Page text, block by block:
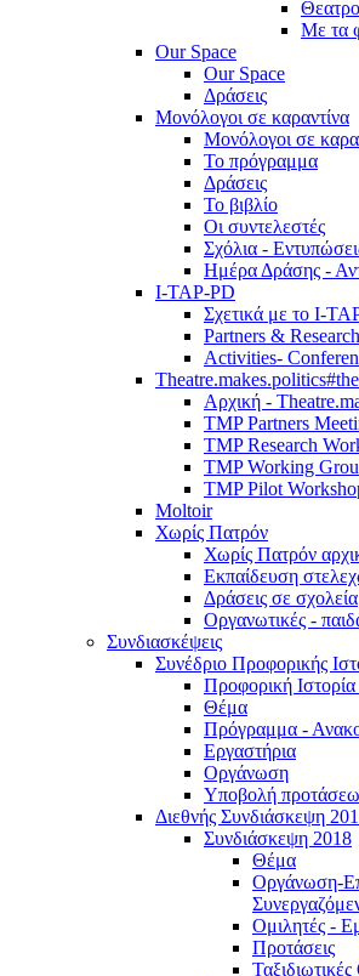
Με τα
Our Space
Our Space
Δράσεις
Μονόλογοι σε καραντίνα
Μονόλογοι σε
Το πρόγραμμα
Δράσεις
Το βιβλίο
Οι συντελεστές
Σχόλια -
Ημέρα Δράσης -
I-TAP-PD
Σχετικά με το I-
Partners & Research
Activities-
Αρχική -
TMP Partners
TMP Research
TMP Working
TMP Pilot
Moltoir
Χωρίς Πατρόν
Χωρίς Πατρόν
Εκπαίδευση
Δράσεις σε σχολεία
Οργανωτικές -
Συνδιασκέψεις
Συνέδριο Προφορικής
Προφορική
Θέμα
Πρόγραμμα -
Εργαστήρια
Οργάνωση
Υποβολή
Διεθνής Συνδιάσκεψη
Συνδιάσκεψη 2018
Θέμα
Οργάνωση-
Ομιλητές -
Προτάσεις